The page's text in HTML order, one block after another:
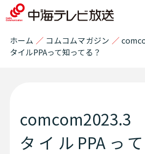
ホーム ／ コムコムマガジン ／
タイルPPAって知ってる？
タイルPPAっ